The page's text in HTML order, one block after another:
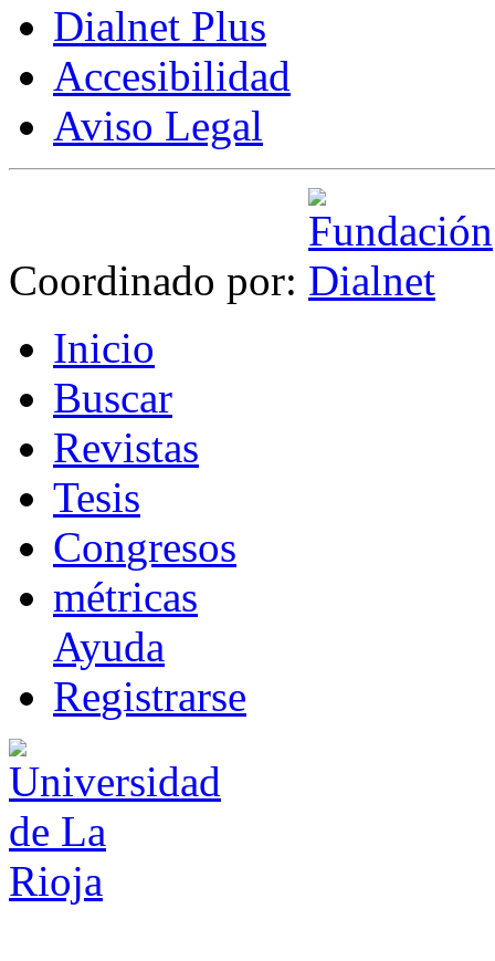
Dialnet Plus
Accesibilidad
Aviso Legal
Coordinado por:
Inicio
Buscar
Revistas
Tesis
Congresos
métricas
Ayuda
Registrarse